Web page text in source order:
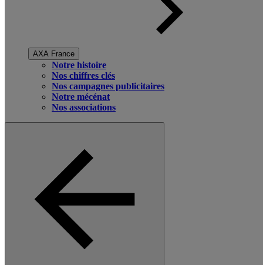
AXA France
Notre histoire
Nos chiffres clés
Nos campagnes publicitaires
Notre mécénat
Nos associations